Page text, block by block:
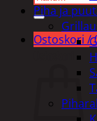
Ostoskori /
Piha ja